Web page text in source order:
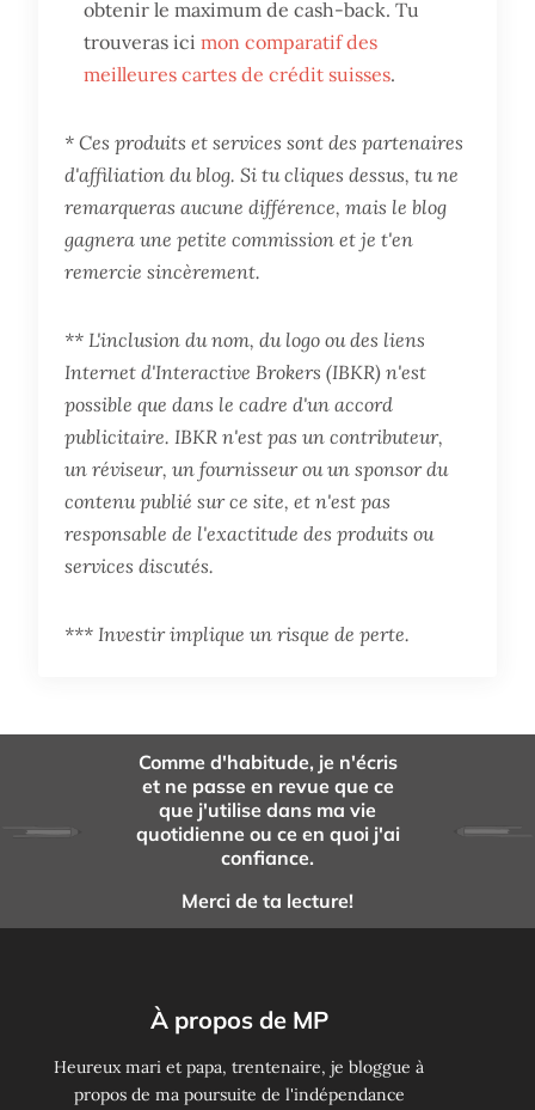
obtenir le maximum de cash-back. Tu
trouveras icimon comparatif des
meilleures cartes de crédit suisses.
* Ces produits et services sont des partenaires
d'affiliation du blog. Si tu cliques dessus, tu ne
remarqueras aucune différence, mais le blog
gagnera une petite commission et je t'en
remercie sincèrement.
** L'inclusion du nom, du logo ou des liens
Internet d'Interactive Brokers (IBKR) n'est
possible que dans le cadre d'un accord
publicitaire. IBKR n'est pas un contributeur,
un réviseur, un fournisseur ou un sponsor du
contenu publié sur ce site, et n'est pas
responsable de l'exactitude des produits ou
services discutés.
*** Investir implique un risque de perte.
Comme d'habitude, je n'écris
et ne passe en revue que ce
que j'utilise dans ma vie
quotidienne ou ce en quoi j'ai
confiance.
Merci de ta lecture!
À propos de MP
Heureux mari et papa, trentenaire, je bloggue à
propos de ma poursuite de l'indépendance